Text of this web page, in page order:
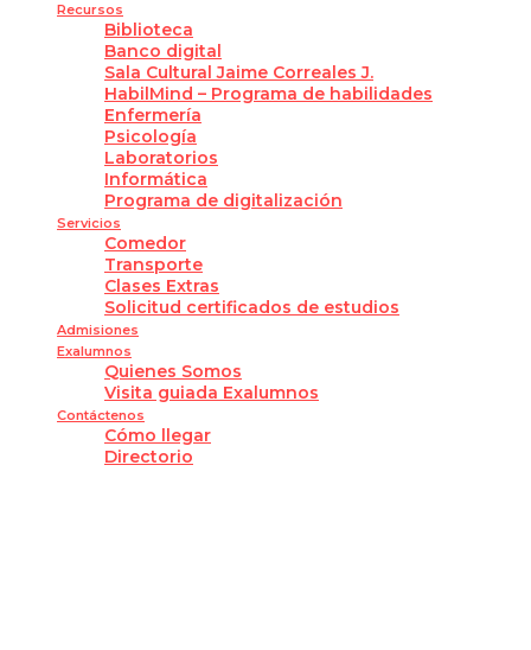
Recursos
Biblioteca
Banco digital
Sala Cultural Jaime Correales J.
HabilMind – Programa de habilidades
Enfermería
Psicología
Laboratorios
Informática
Programa de digitalización
Servicios
Comedor
Transporte
Clases Extras
Solicitud certificados de estudios
Admisiones
Exalumnos
Quienes Somos
Visita guiada Exalumnos
Contáctenos
Cómo llegar
Directorio